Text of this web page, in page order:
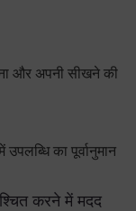
और अपनी सीखने की
का पूर्वानुमान
करने में मदद